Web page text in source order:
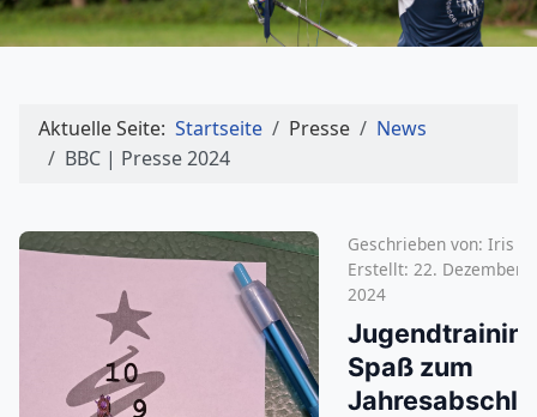
Aktuelle Seite: Startseite Presse
News
BBC | Presse 2024
Spaß zum
Geschrieben von: Iris
Erstellt: 22. Dezember
2024